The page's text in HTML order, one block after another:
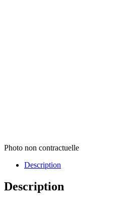
Photo non contractuelle
Description
Description